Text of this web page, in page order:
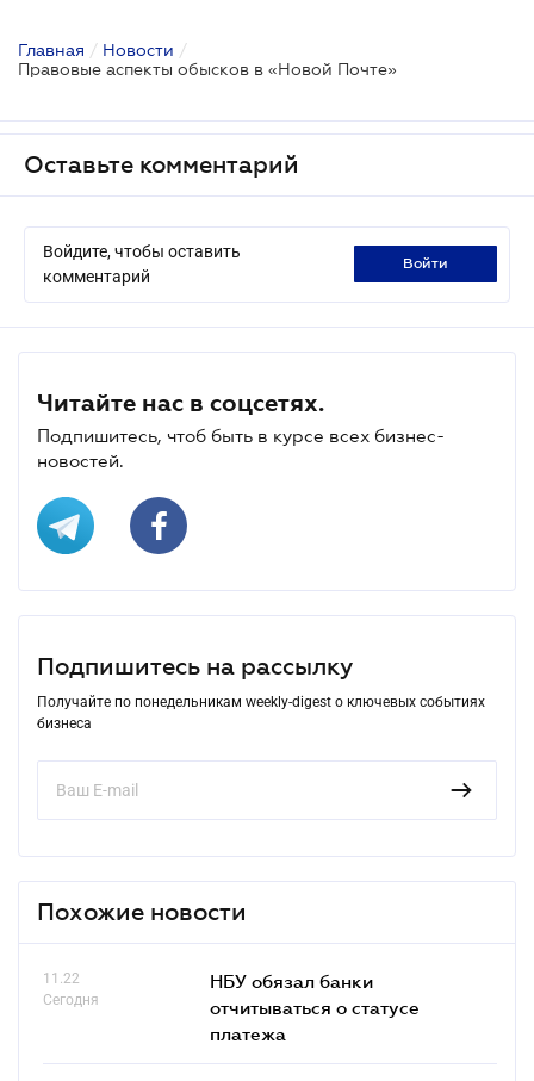
Главная / Новости /
Правовые аспекты обысков в «Новой Почте»
Оставьте комментарий
Войдите, чтобы оставить
комментарий
войти
Читайте нас в соцсетях.
Подпишитесь, чтоб быть в курсе всех бизнес-
новостей.
Подпишитесь на рассылку
Получайте по понедельникам weekly-digest о ключевых событиях
бизнеса
Похожие новости
11.22
Сегодня
НБУ обязал банки
отчитываться о статусе
платежа